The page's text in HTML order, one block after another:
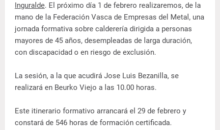
Inguralde. El próximo día 1 de febrero realizaremos, de la
mano de la Federación Vasca de Empresas del Metal, una
jornada formativa sobre calderería dirigida a personas
mayores de 45 años, desempleadas de larga duración,
con discapacidad o en riesgo de exclusión.
La sesión, a la que acudirá Jose Luis Bezanilla, se
realizará en Beurko Viejo a las 10.00 horas.
Este itinerario formativo arrancará el 29 de febrero y
constará de 546 horas de formación certificada.